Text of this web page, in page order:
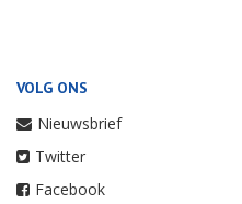
VOLG ONS
Nieuwsbrief
Twitter
Facebook